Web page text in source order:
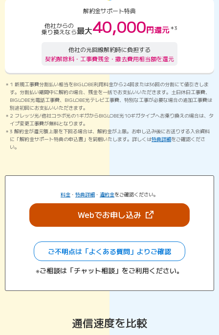
解約金サポート特典
他社からの
乗り換えなら最大40,000円還元＊3
他社の光回線解約時に負担する
契約解除料・工事費残金・撤去費用相当額を還元
1 新規工事費分割払い相当をBIGLOBE利用料金から24回または36回の分割にて値引きしま
す。分割払い期間中に解約の場合、残金を⼀括でお支払いいただきます。土日休日工事費、
BIGLOBE光電話工事費、BIGLOBE光テレビ工事費、特別な工事が必要な場合の追加工事費は
別途初回にお支払いいただきます。
2 フレッツ光/他社コラボ光の1ギガからBIGLOBE光10ギガタイプへお乗り換えの場合は、タ
イプ変更工事費が無料となります。
3 解約金が還元額上限を下回る場合は、解約金が上限。お申し込み後にお送りする入会資料
に「解約金サポート特典の申込書」を同梱いたします。詳しくは特典詳細をご確認くださ
い。
料金 ・ 特典詳細 ・ 違約金をご確認ください。
Webでお申し込み（新しいタブで開き
ご不明点は「よくある質問」よりご確認
※ご相談は「チャット相談」をご利用ください。
通信速度を比較